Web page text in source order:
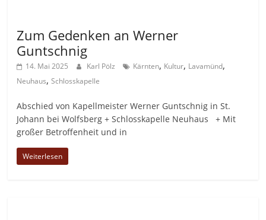
Zum Gedenken an Werner
Guntschnig
14. Mai 2025 Karl Pölz Kärnten, Kultur, Lavamünd,
Neuhaus,Schlosskapelle
Abschied von Kapellmeister Werner Guntschnig in St.
Johann bei Wolfsberg + Schlosskapelle Neuhaus + Mit
großer Betroffenheit und in
Weiterlesen